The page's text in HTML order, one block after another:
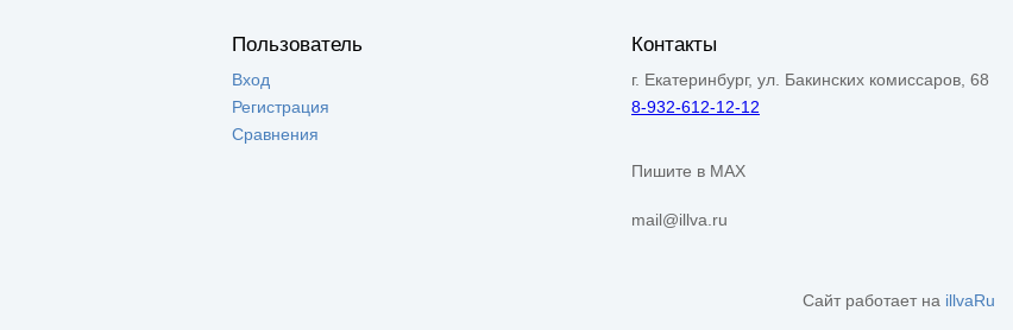
Пользователь
Вход
Регистрация
Сравнения
Контакты
г. Екатеринбург, ул. Бакинских комиссаров, 68
8-932-612-12-12
Пишите в MAX
mail@illva.ru
Сайт работает на illvaRu